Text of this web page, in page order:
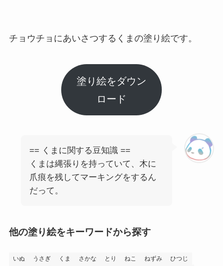
チョウチョにあいさつするくまの塗り絵です。
塗り絵をダウン
ロード
== くまに関する豆知識 ==
くまは縄張りを持っていて、木に
爪痕を残してマーキングをするん
だって。
他の塗り絵をキーワードから探す
いぬ うさぎ くま さかな とり ねこ ねずみ
ひつじ